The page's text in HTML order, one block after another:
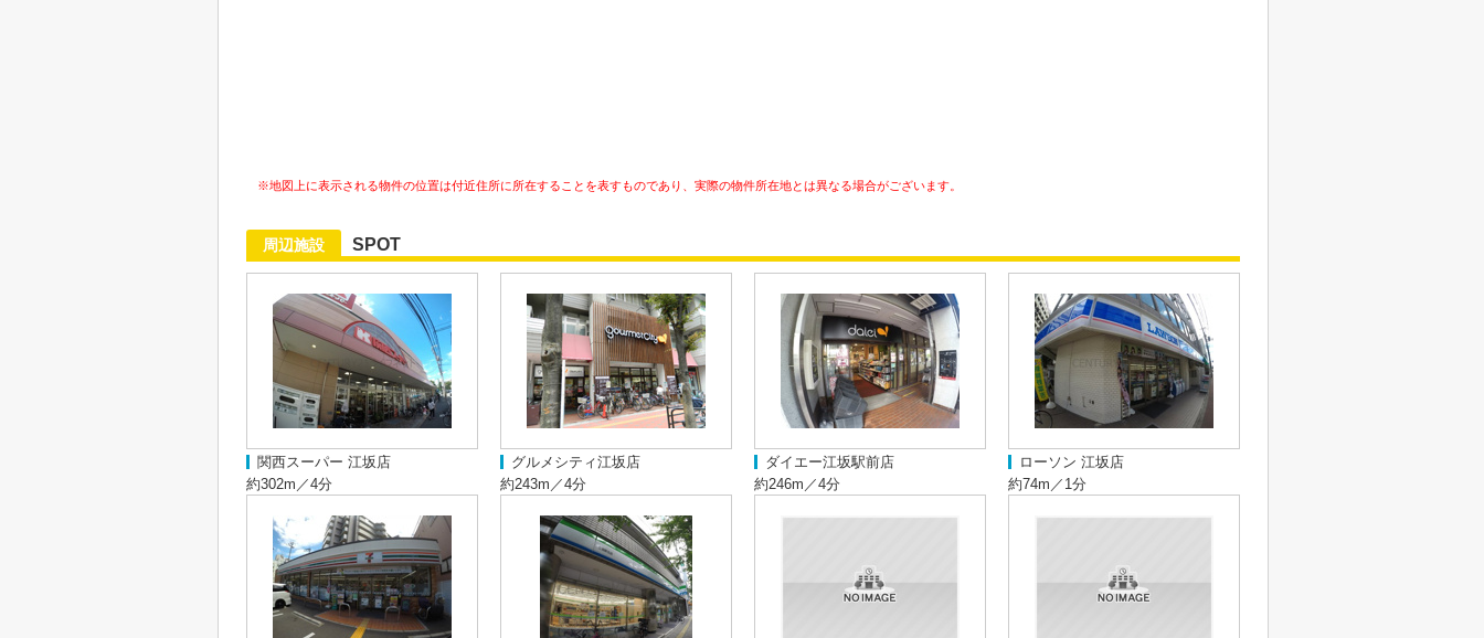
※地図上に表示される物件の位置は付近住所に所在することを表すものであり、実際の物件所在地とは異なる場合がございます。
周辺施設 SPOT
関西スーパー 江坂店
約302m／4分
グルメシティ江坂店
約243m／4分
ダイエー江坂駅前店
約246m／4分
ローソン 江坂店
約74m／1分